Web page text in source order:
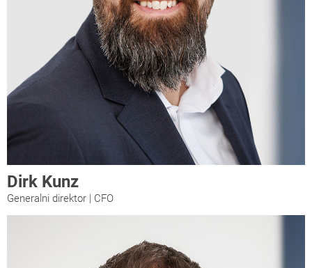
Dirk Kunz
Generalni direktor | CFO